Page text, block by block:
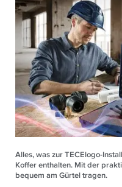
Alles, was zur TECElogo-
Koffer enthalten. Mit der
bequem am Gürtel tragen.